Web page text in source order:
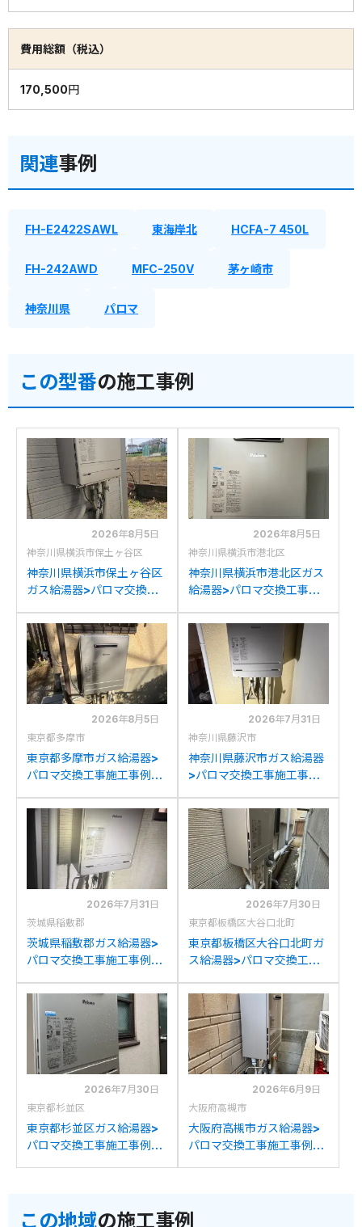
費用総額（税込）
170,500円
関連事例
FH-E2422SAWL 東海岸北 HCFA-7 450L
FH-242AWD MFC-250V 茅ヶ崎市
神奈川県 パロマ
この型番の施工事例
2026年8月5日
神奈川県横浜市保土ヶ谷区
神奈川県横浜市保土ヶ谷区
ガス給湯器>パロマ交換工
C2452SAWXからパロマ
FH-E2422SAWLへの交換
2026年8月5日
神奈川県横浜市港北区
神奈川県横浜市港北区ガス
給湯器>パロマ交換工事施
S2400AWからパロマFH-
E2422SAWLへの交換
2026年8月5日
東京都多摩市
東京都多摩市ガス給湯器>
パロマ交換工事施工事例：
らパロマFH-E2422SAWL
への交換
2026年7月31日
神奈川県藤沢市
神奈川県藤沢市ガス給湯器
>パロマ交換工事施工事
H2400AWからパロマFH-
E2422SAWLへの交換
2026年7月31日
茨城県稲敷郡
茨城県稲敷郡ガス給湯器>
パロマ交換工事施工事例：
からパロマFH-
E2422SAWLへの交換
2026年7月30日
東京都板橋区大谷口北町
東京都板橋区大谷口北町ガ
ス給湯器>パロマ交換工事
A2400SAWからパロマ
FH-E2422SAWLへの交換
2026年7月30日
東京都杉並区
東京都杉並区ガス給湯器>
パロマ交換工事施工事例：
2026年6月9日
大阪府高槻市
大阪府高槻市ガス給湯器>
パロマ交換工事施工事例：
この地域の施工事例